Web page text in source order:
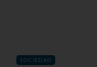
SOCIEDAD